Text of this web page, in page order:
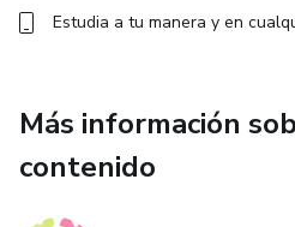
Formato:
complementario descargable
- Módulo 1 guiado por
Estudia a tu manera y en
Más información
contenido